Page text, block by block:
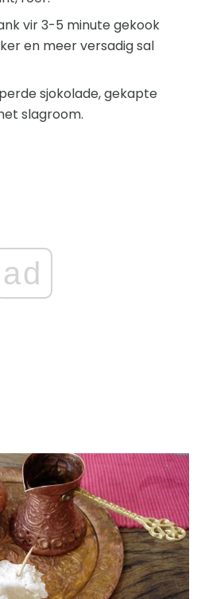
vir 3-5 minute gekook
en meer versadig sal
sjokolade, gekapte
slagroom.
ad